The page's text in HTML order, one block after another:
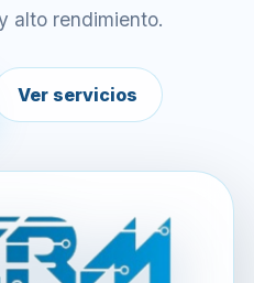
alto rendimiento.
Ver servicios